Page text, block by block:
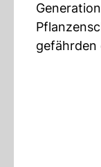
gefährden